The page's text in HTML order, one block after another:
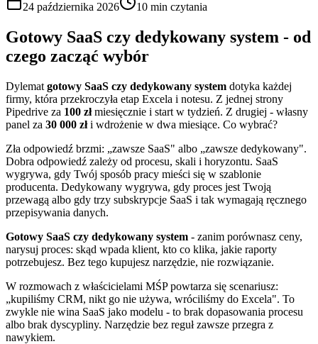
24 października 2026 10 min czytania
Gotowy SaaS czy dedykowany system - od
czego zacząć wybór
Dylemat gotowy SaaS czy dedykowany system dotyka każdej
firmy, która przekroczyła etap Excela i notesu. Z jednej strony
Pipedrive za 100 złmiesięcznie i start w tydzień. Z drugiej - własny
panel za 30 000 złi wdrożenie w dwa miesiące. Co wybrać?
Zła odpowiedź brzmi: „zawsze SaaS" albo „zawsze dedykowany".
Dobra odpowiedź zależy od procesu, skali i horyzontu. SaaS
wygrywa, gdy Twój sposób pracy mieści się w szablonie
producenta. Dedykowany wygrywa, gdy proces jest Twoją
przewagą albo gdy trzy subskrypcje SaaS i tak wymagają ręcznego
przepisywania danych.
Gotowy SaaS czy dedykowany system - zanim porównasz ceny,
narysuj proces: skąd wpada klient, kto co klika, jakie raporty
potrzebujesz. Bez tego kupujesz narzędzie, nie rozwiązanie.
W rozmowach z właścicielami MŚP powtarza się scenariusz:
„kupiliśmy CRM, nikt go nie używa, wróciliśmy do Excela". To
zwykle nie wina SaaS jako modelu - to brak dopasowania procesu
albo brak dyscypliny. Narzędzie bez reguł zawsze przegra z
nawykiem.